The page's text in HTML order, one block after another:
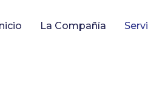
La Compañía